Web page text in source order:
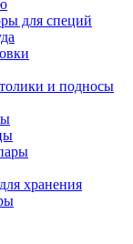
для специй
и подносы
хранения